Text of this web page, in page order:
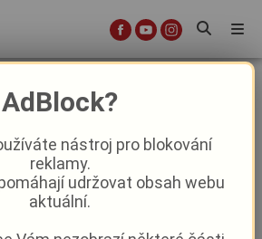
Sportmanii, v
se představí v
AdBlock?
nástroj pro blokování
reklamy.
udržovat obsah webu
aktuální.